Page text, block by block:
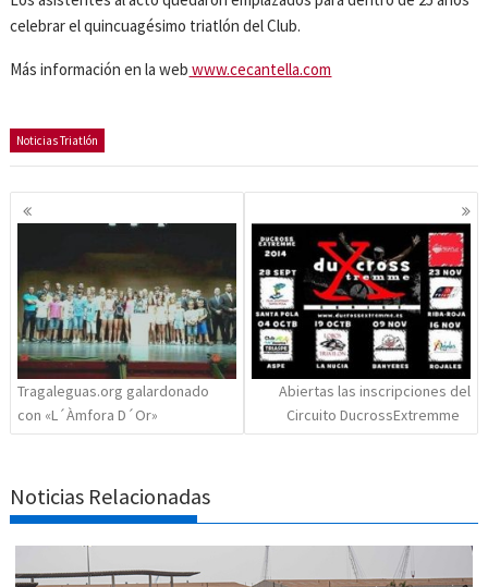
celebrar el quincuagésimo triatlón del Club.
Más información en la web www.cecantella.com
Noticias Triatlón
Navegación
de
entradas
Tragaleguas.org galardonado
con «L´Àmfora D´Or»
Abiertas las inscripciones del
Circuito DucrossExtremme
Noticias Relacionadas